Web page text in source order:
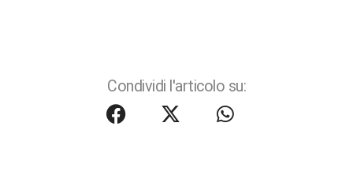
Condividi l'articolo su: